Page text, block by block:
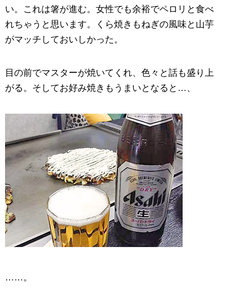
い。これは箸が進む。女性でも余裕でペロリと食べ
れちゃうと思います。くら焼きもねぎの風味と山芋
がマッチしておいしかった。
目の前でマスターが焼いてくれ、色々と話も盛り上
がる。そしてお好み焼きもうまいとなると…、
……。